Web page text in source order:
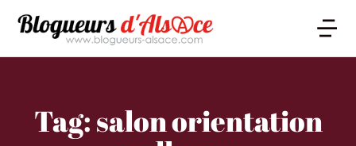
Tag: salon orientation